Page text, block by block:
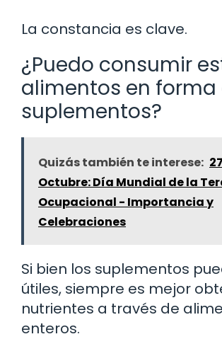
La constancia es clave.
¿Puedo consumir
alimentos en forma
suplementos?
Quizás también te interese:
Octubre: Día Mundial de la
Ocupacional - Importancia y
Celebraciones
Si bien los suplementos
útiles, siempre es mejor
nutrientes a través de
enteros.